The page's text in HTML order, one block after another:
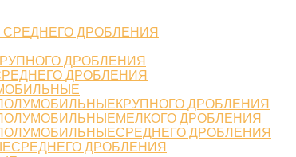
ДРОБЛЕНИЯ
ДРОБЛЕНИЯ
ДРОБЛЕНИЯ
ДРОБЛЕНИЯ
ДРОБЛЕНИЯ
ДРОБЛЕНИЯ
ДРОБЛЕНИЯ